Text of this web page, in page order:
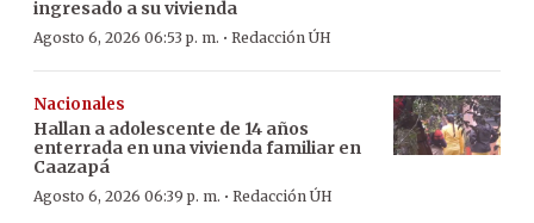
ingresado a su vivienda
Agosto 6, 2026 06:53 p. m. · Redacción ÚH
Nacionales
Hallan a adolescente de 14 años
enterrada en una vivienda familiar en
Caazapá
Agosto 6, 2026 06:39 p. m. · Redacción ÚH